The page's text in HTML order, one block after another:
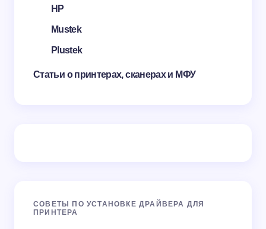
HP
Mustek
Plustek
Статьи о принтерах, сканерах и МФУ
СОВЕТЫ ПО УСТАНОВКЕ ДРАЙВЕРА ДЛЯ
ПРИНТЕРА